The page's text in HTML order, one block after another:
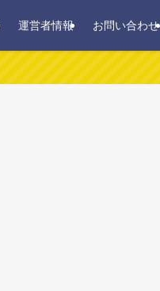
運営者情報 お問い合わせ